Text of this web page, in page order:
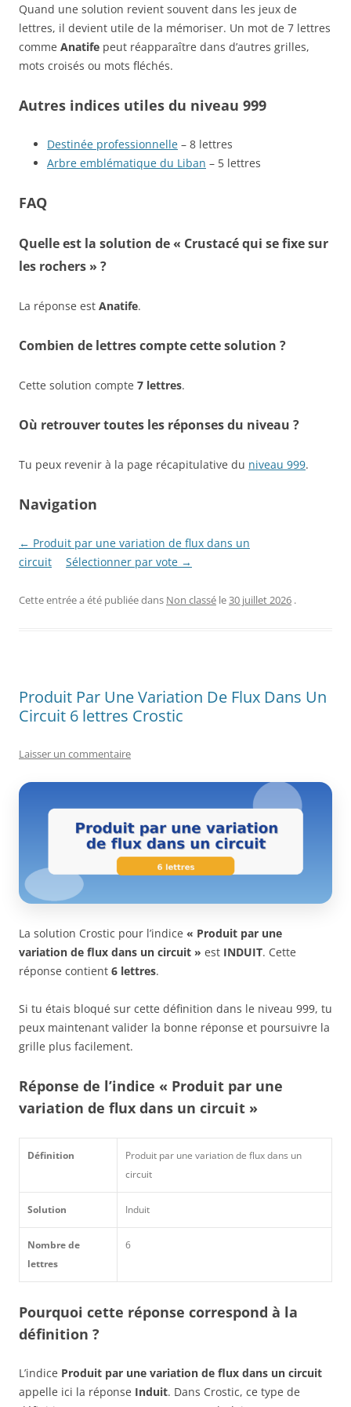
Quand une solution revient souvent dans les jeux de
lettres, il devient utile de la mémoriser. Un mot de 7 lettres
comme Anatife peut réapparaître dans d’autres grilles,
mots croisés ou mots fléchés.
Autres indices utiles du niveau 999
Destinée professionnelle – 8 lettres
Arbre emblématique du Liban – 5 lettres
FAQ
Quelle est la solution de « Crustacé qui se fixe sur
les rochers » ?
La réponse est Anatife.
Combien de lettres compte cette solution ?
Cette solution compte 7 lettres.
Où retrouver toutes les réponses du niveau ?
Tu peux revenir à la page récapitulative du niveau 999.
Navigation
← Produit par une variation de flux dans un
circuit
Sélectionner par vote →
Cette entrée a été publiée dans Non classé le30 juillet 2026 .
Produit Par Une Variation De Flux Dans Un
Circuit 6 lettres Crostic
Laisser un commentaire
La solution Crostic pour l’indice « Produit par une
variation de flux dans un circuit » est INDUIT. Cette
réponse contient 6 lettres.
Si tu étais bloqué sur cette définition dans le niveau 999, tu
peux maintenant valider la bonne réponse et poursuivre la
grille plus facilement.
Réponse de l’indice « Produit par une
variation de flux dans un circuit »
Définition
Produit par une variation de flux dans un
circuit
Solution Induit
Nombre de
lettres
6
Pourquoi cette réponse correspond à la
définition ?
L’indice Produit par une variation de flux dans un circuit
appelle ici la réponse Induit. Dans Crostic, ce type de